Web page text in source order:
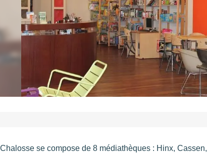
se compose de 8 médiathèques : Hinx, Cassen,